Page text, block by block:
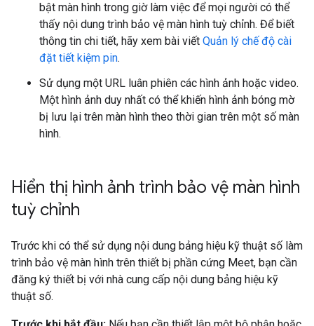
bật màn hình trong giờ làm việc để mọi người có thể
thấy nội dung trình bảo vệ màn hình tuỳ chỉnh. Để biết
thông tin chi tiết, hãy xem bài viết Quản lý chế độ cài
đặt tiết kiệm pin.
Sử dụng một URL luân phiên các hình ảnh hoặc video.
Một hình ảnh duy nhất có thể khiến hình ảnh bóng mờ
bị lưu lại trên màn hình theo thời gian trên một số màn
hình.
Hiển thị hình ảnh trình bảo vệ màn hình
tuỳ chỉnh
Trước khi có thể sử dụng nội dung bảng hiệu kỹ thuật số làm
trình bảo vệ màn hình trên thiết bị phần cứng Meet, bạn cần
đăng ký thiết bị với nhà cung cấp nội dung bảng hiệu kỹ
thuật số.